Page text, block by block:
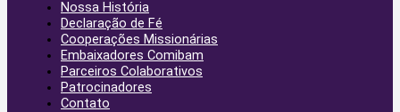
Nossa História
Declaração de Fé
Cooperações Missionárias
Embaixadores Comibam
Parceiros Colaborativos
Patrocinadores
Contato